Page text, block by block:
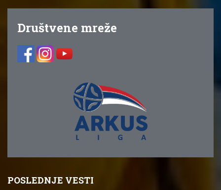
Društvene mreže
POSLEDNJE VESTI